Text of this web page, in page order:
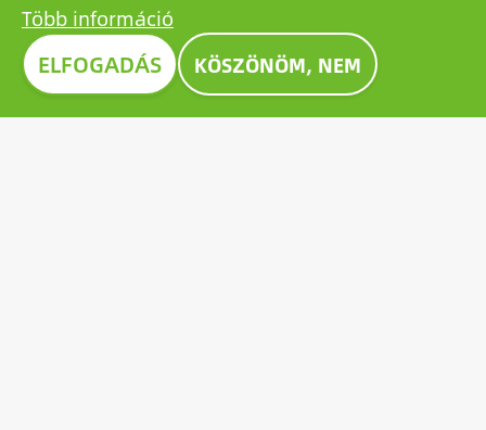
Image
Több információ
ELFOGADÁS KÖSZÖNÖM, NEM